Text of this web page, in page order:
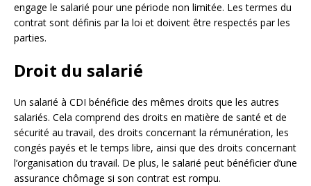
engage le salarié pour une période non limitée. Les termes du
contrat sont définis par la loi et doivent être respectés par les
parties.
Droit du salarié
Un salarié à CDI bénéficie des mêmes droits que les autres
salariés. Cela comprend des droits en matière de santé et de
sécurité au travail, des droits concernant la rémunération, les
congés payés et le temps libre, ainsi que des droits concernant
l’organisation du travail. De plus, le salarié peut bénéficier d’une
assurance chômage si son contrat est rompu.